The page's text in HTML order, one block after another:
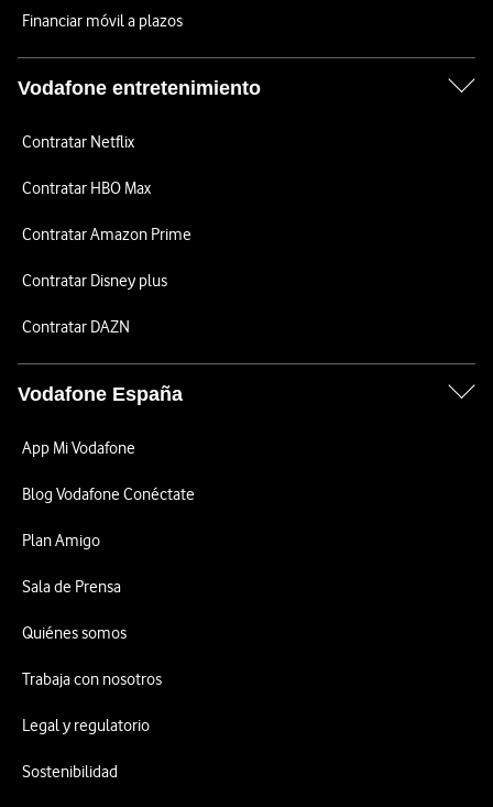
Financiar móvil a plazos
Vodafone entretenimiento
Contratar Netflix
Contratar HBO Max
Contratar Amazon Prime
Contratar Disney plus
Contratar DAZN
Vodafone España
App Mi Vodafone
Blog Vodafone Conéctate
Plan Amigo
Sala de Prensa
Quiénes somos
Trabaja con nosotros
Legal y regulatorio
Sostenibilidad